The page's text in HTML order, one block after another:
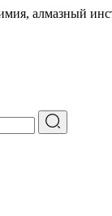
алмазный